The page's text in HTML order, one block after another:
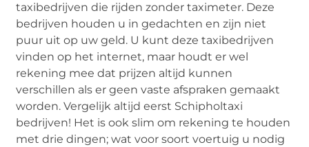
taxibedrijven die rijden zonder taximeter. Deze
bedrijven houden u in gedachten en zijn niet
puur uit op uw geld. U kunt deze taxibedrijven
vinden op het internet, maar houdt er wel
rekening mee dat prijzen altijd kunnen
verschillen als er geen vaste afspraken gemaakt
worden. Vergelijk altijd eerst Schipholtaxi
bedrijven! Het is ook slim om rekening te houden
met drie dingen; wat voor soort voertuig u nodig